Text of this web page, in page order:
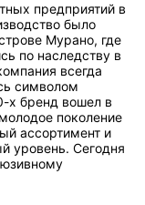
предприятий в
было
Мурано, где
по наследству в
всегда
символом
х бренд вошел в
поколение
ассортимент и
уровень. Сегодня